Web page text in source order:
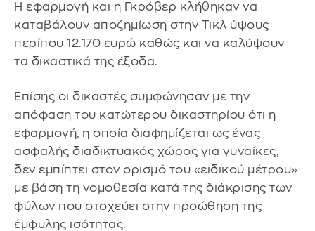
Η εφαρμογή και η Γκρόβερ κλήθηκαν να
καταβάλουν αποζημίωση στην Τικλ ύψους
περίπου 12.170 ευρώ καθώς και να καλύψουν
τα δικαστικά της έξοδα.
Επίσης οι δικαστές συμφώνησαν με την
απόφαση του κατώτερου δικαστηρίου ότι η
εφαρμογή, η οποία διαφημίζεται ως ένας
ασφαλής διαδικτυακός χώρος για γυναίκες,
δεν εμπίπτει στον ορισμό του «ειδικού μέτρου»
με βάση τη νομοθεσία κατά της διάκρισης των
φύλων που στοχεύει στην προώθηση της
έμφυλης ισότητας.